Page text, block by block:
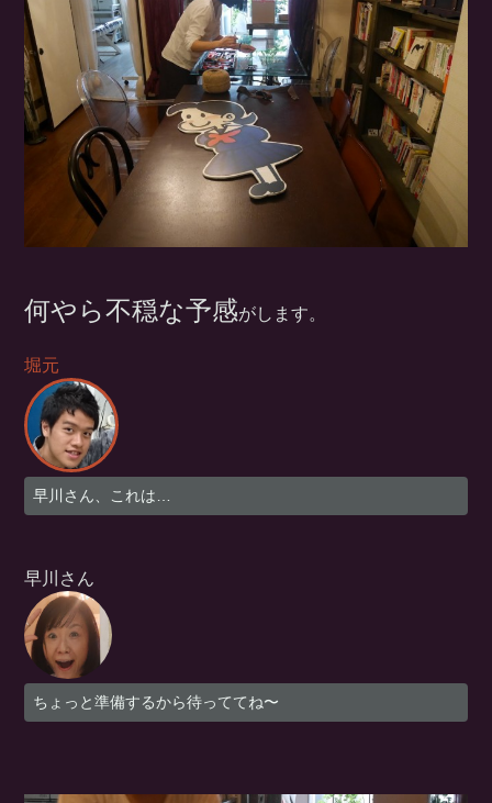
何やら不穏な予感がします。
堀元
早川さん、これは…
早川さん
ちょっと準備するから待っててね〜